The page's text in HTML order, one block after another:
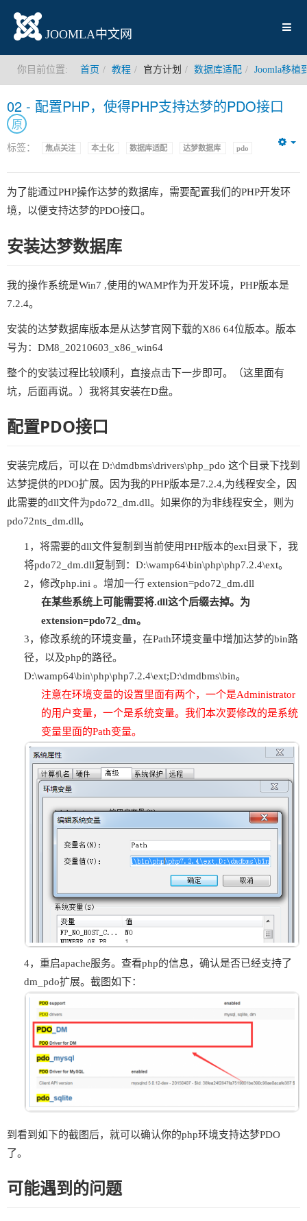
JOOMLA中文网
你目前位置: 首页 教程 官方计划 数据库适配 Joomla移植
02 - 配置PHP，使得PHP支持达梦的PDO接口
原
标签： 焦点关注 本土化 数据库适配 达梦数据库 pdo
为了能通过PHP操作达梦的数据库，需要配置我们的PHP开发环
境，以便支持达梦的PDO接口。
安装达梦数据库
我的操作系统是Win7 ,使用的WAMP作为开发环境，PHP版本是
7.2.4。
安装的达梦数据库版本是从达梦官网下载的X86 64位版本。版本
号为：DM8_20210603_x86_win64
整个的安装过程比较顺利，直接点击下一步即可。（这里面有
坑，后面再说。）我将其安装在D盘。
配置PDO接口
安装完成后，可以在 D:\dmdbms\drivers\php_pdo 这个目录下找到
达梦提供的PDO扩展。因为我的PHP版本是7.2.4,为线程安全，因
此需要的dll文件为pdo72_dm.dll。如果你的为非线程安全，则为
pdo72nts_dm.dll。
1，将需要的dll文件复制到当前使用PHP版本的ext目录下，我
将pdo72_dm.dll复制到：D:\wamp64\bin\php\php7.2.4\ext。
2，修改php.ini 。增加一行 extension=pdo72_dm.dll
在某些系统上可能需要将.dll这个后缀去掉。为
extension=pdo72_dm。
3，修改系统的环境变量，在Path环境变量中增加达梦的bin路
径，以及php的路径。
D:\wamp64\bin\php\php7.2.4\ext;D:\dmdbms\bin。
注意在环境变量的设置里面有两个，一个是Administrator
的用户变量，一个是系统变量。我们本次要修改的是系统
变量里面的Path变量。
4，重启apache服务。查看php的信息，确认是否已经支持了
dm_pdo扩展。截图如下：
到看到如下的截图后，就可以确认你的php环境支持达梦PDO
了。
可能遇到的问题